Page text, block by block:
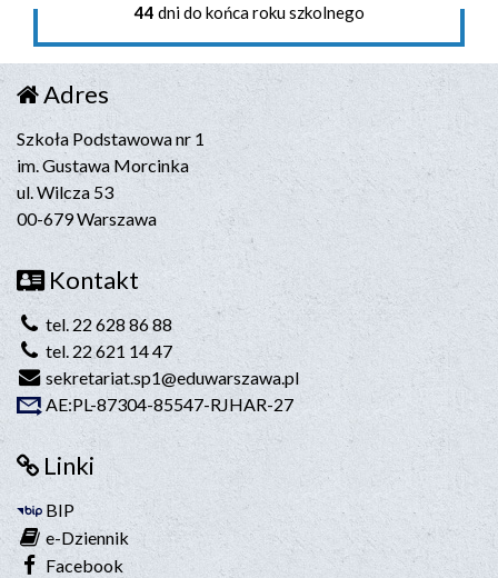
44 dni do końca roku szkolnego
Adres
Szkoła Podstawowa nr 1
im. Gustawa Morcinka
ul. Wilcza 53
00-679 Warszawa
Kontakt
tel. 22 628 86 88
tel. 22 621 14 47
sekretariat.sp1@eduwarszawa.pl
AE:PL-87304-85547-RJHAR-27
Linki
BIP
e-Dziennik
Facebook